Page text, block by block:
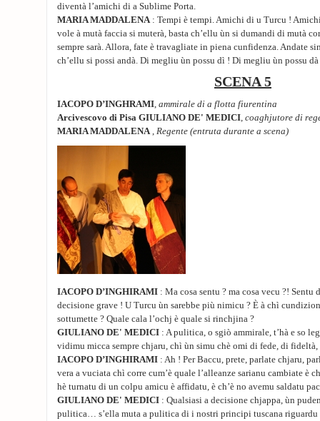
diventà l’amichi di a Sublime Porta.
MARIA MADDALENA : Tempi è tempi. Amichi di u Turcu !
vole à mutà faccia si muterà, basta ch’ellu ùn si dumandi di mutà
sempre sarà. Allora, fate è travagliate in piena cunfidenza. Andate
ch’ellu si possi andà. Di megliu ùn possu dì ! Di megliu ùn possu
SCENA 5
IACOPO D’INGHRAMI ammirale di a flotta fiurentina
Arcivescovo di Pisa GIULIANO DE' MEDICI coaghjutore di
MARIA MADDALENA
Regente (entruta durante a scena)
IACOPO D’INGHIRAMI : Ma cosa sentu ? ma cosa vecu ?!
decisione grave ! U Turcu ùn sarebbe più nimicu ? È à chì
sottumette ? Quale cala l’ochj è quale si rinchjina ?
GIULIANO DE' MEDICI : A pulitica, o sgiò ammirale, t’hà e so
vidimu micca sempre chjaru, chì ùn simu chè omi di fede, di
IACOPO D’INGHIRAMI : Ah ! Per Baccu, prete, parlate chjaru,
vera a vuciata chì corre cum’è quale l’alleanze sarianu cambiate è
hè turnatu di un colpu amicu è affidatu, è ch’è no avemu saldatu
GIULIANO DE' MEDICI : Qualsiasi a decisione chjappa, ùn
pulitica… s’ella muta a pulitica di i nostri principi tuscana riguardu